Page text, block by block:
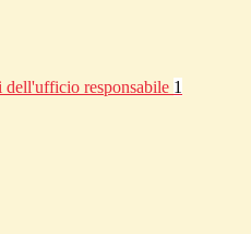
dell'ufficio responsabile 1